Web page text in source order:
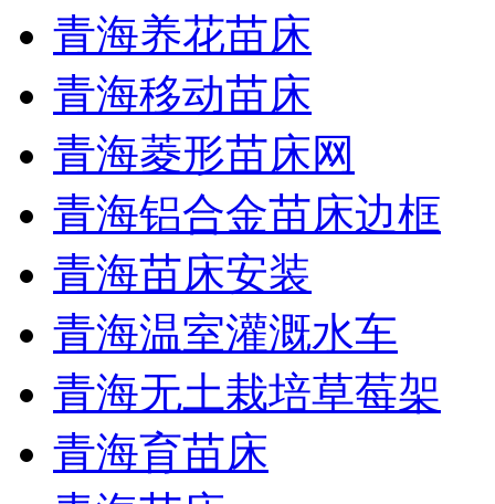
青海养花苗床
青海移动苗床
青海菱形苗床网
青海铝合金苗床边框
青海苗床安装
青海温室灌溉水车
青海无土栽培草莓架
青海育苗床